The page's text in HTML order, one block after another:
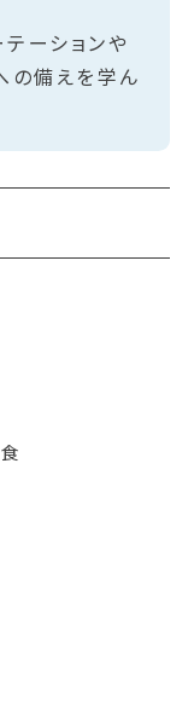
ーションや
の備えを学ん